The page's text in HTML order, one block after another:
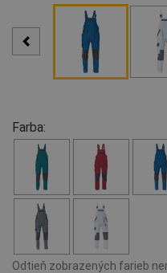
Farba:
Odtieň zobrazených farieb